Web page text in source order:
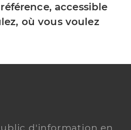
accessible
où vous voulez
d'information en